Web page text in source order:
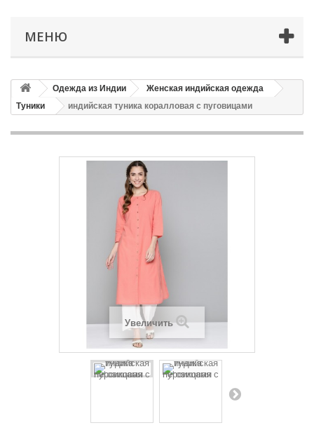
МЕНЮ
Одежда из Индии
Женская индийская одежда
Туники
индийская туника коралловая с пуговицами
Увеличить